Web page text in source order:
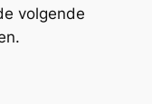
volgende